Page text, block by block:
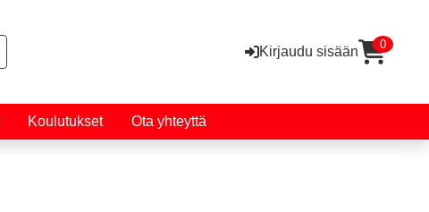
Kirjaudu sisään 0
Koulutukset Ota yhteyttä